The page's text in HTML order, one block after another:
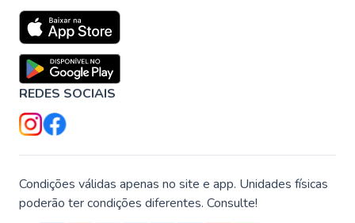
REDES SOCIAIS
Condições válidas apenas no site e app. Unidades físicas
poderão ter condições diferentes. Consulte!